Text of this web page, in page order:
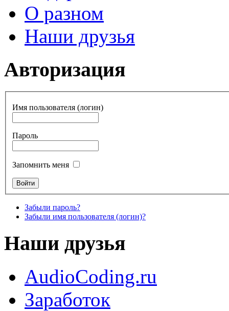
О разном
Наши друзья
Авторизация
Имя пользователя (логин)
Пароль
Запомнить меня
Забыли пароль?
Забыли имя пользователя (логин)?
Наши друзья
AudioCoding.ru
Заработок